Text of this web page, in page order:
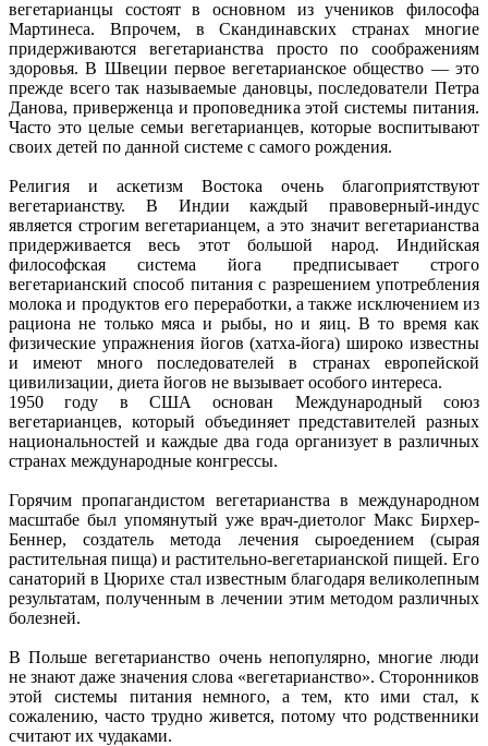
вегетарианцы состоят в основном из учеников философа
Мартинеса. Впрочем, в Скандинавских странах многие
придерживаются вегетарианства просто по соображениям
здоровья. В Швеции первое вегетарианское общество — это
прежде всего так называемые дановцы, последователи Петра
Данова, приверженца и проповедника этой системы питания.
Часто это целые семьи вегетарианцев, которые воспитывают
своих детей по данной системе с самого рождения.
Религия и аскетизм Востока очень благоприятствуют
вегетарианству. В Индии каждый правоверный-индус
является строгим вегетарианцем, а это значит вегетарианства
придерживается весь этот большой народ. Индийская
философская система йога предписывает строго
вегетарианский способ питания с разрешением употребления
молока и продуктов его переработки, а также исключением из
рациона не только мяса и рыбы, но и яиц. В то время как
физические упражнения йогов (хатха-йога) широко известны
и имеют много последователей в странах европейской
цивилизации, диета йогов не вызывает особого интереса.
1950 году в США основан Международный союз
вегетарианцев, который объединяет представителей разных
национальностей и каждые два года организует в различных
странах международные конгрессы.
Горячим пропагандистом вегетарианства в международном
масштабе был упомянутый уже врач-диетолог Макс Бирхер-
Беннер, создатель метода лечения сыроедением (сырая
растительная пища) и растительно-вегетарианской пищей. Его
санаторий в Цюрихе стал известным благодаря великолепным
результатам, полученным в лечении этим методом различных
болезней.
В Польше вегетарианство очень непопулярно, многие люди
не знают даже значения слова «вегетарианство». Сторонников
этой системы питания немного, а тем, кто ими стал, к
сожалению, часто трудно живется, потому что родственники
считают их чудаками.